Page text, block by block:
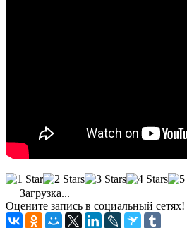
Загрузка...
Оцените запись в социальный сетях!